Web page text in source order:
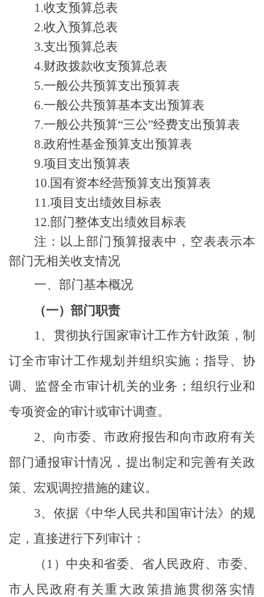
1.收支预算总表
2.收入预算总表
3.支出预算总表
4.财政拨款收支预算总表
5.一般公共预算支出预算表
6.一般公共预算基本支出预算表
7.一般公共预算“三公”经费支出预算表
8.政府性基金预算支出预算表
9.项目支出预算表
10.国有资本经营预算支出预算表
11.项目支出绩效目标表
12.部门整体支出绩效目标表
注：以上部门预算报表中，空表表示本
部门无相关收支情况
一、部门基本概况
（一）部门职责
1、贯彻执行国家审计工作方针政策，制
订全市审计工作规划并组织实施；指导、协
调、监督全市审计机关的业务；组织行业和
专项资金的审计或审计调查。
2、向市委、市政府报告和向市政府有关
部门通报审计情况，提出制定和完善有关政
策、宏观调控措施的建议。
3、依据《中华人民共和国审计法》的规
定，直接进行下列审计：
（ 1 ）中央和省委、省人民政府、市委、
市人民政府有关重大政策措施贯彻落实情